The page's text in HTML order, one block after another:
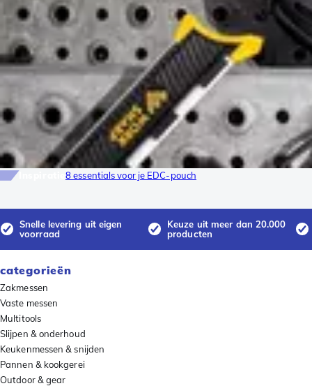
8 essentials voor je EDC-pouch
Snelle levering uit eigen
voorraad
Keuze uit meer dan 20.000
producten
categorieën
Zakmessen
Vaste messen
Multitools
Slijpen & onderhoud
Keukenmessen & snijden
Pannen & kookgerei
Outdoor & gear